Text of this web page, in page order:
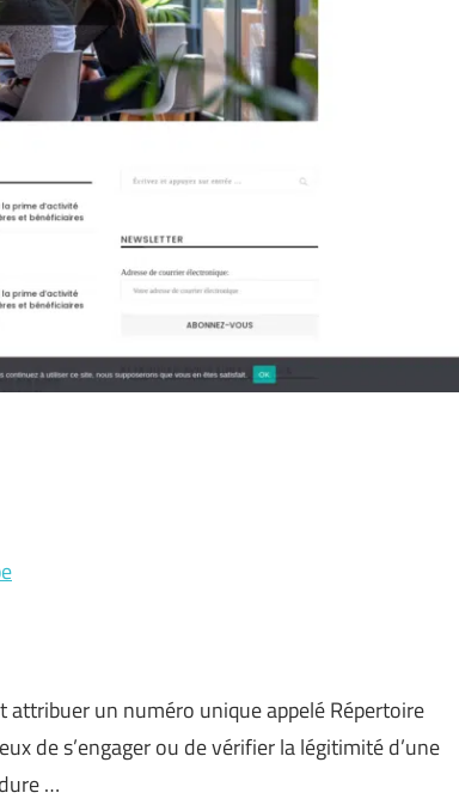
attribuer un numéro unique appelé Répertoire
de s’engager ou de vérifier la légitimité d’une
…